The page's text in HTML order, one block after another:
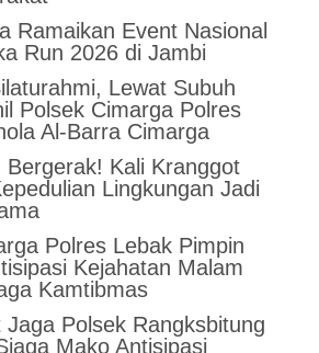
Ramaikan Event Nasional
Run 2026 di Jambi
Lewat Subuh
Polsek Cimarga Polres
Al-Barra Cimarga
Bergerak! Kali Kranggot
Lingkungan Jadi
Polres Lebak Pimpin
Kejahatan Malam
Kamtibmas
Jaga Polsek Rangksbitung
Mako Antisipasi